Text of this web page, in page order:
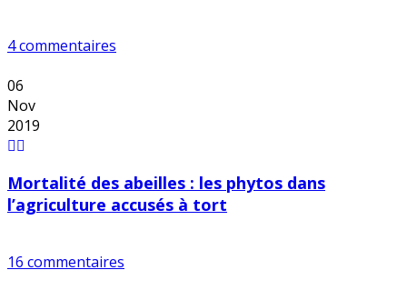
4 commentaires
06
Nov
2019
Mortalité des abeilles : les phytos dans
l’agriculture accusés à tort
16 commentaires